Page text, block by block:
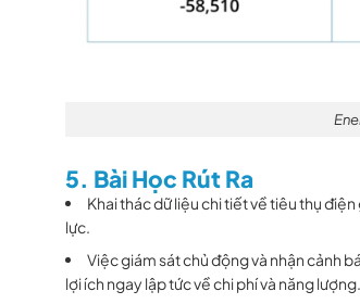
5. Bài Học Rút Ra
Khai thác dữ liệu chi tiết về tiêu thụ
lực.
Việc giám sát chủ động và nhận cảnh
lợi ích ngay lập tức về chi phí và năng lượng.